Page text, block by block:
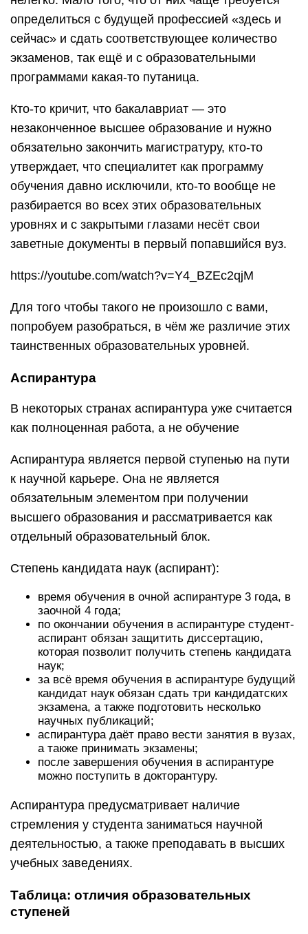
определиться с будущей профессией «здесь и
сейчас» и сдать соответствующее количество
экзаменов, так ещё и с образовательными
программами какая-то путаница.
Кто-то кричит, что бакалавриат — это
незаконченное высшее образование и нужно
обязательно закончить магистратуру, кто-то
утверждает, что специалитет как программу
обучения давно исключили, кто-то вообще не
разбирается во всех этих образовательных
уровнях и с закрытыми глазами несёт свои
заветные документы в первый попавшийся вуз.
https://youtube.com/watch?v=Y4_BZEc2qjM
Для того чтобы такого не произошло с вами,
попробуем разобраться, в чём же различие этих
таинственных образовательных уровней.
Аспирантура
В некоторых странах аспирантура уже считается
как полноценная работа, а не обучение
Аспирантура является первой ступенью на пути
к научной карьере. Она не является
обязательным элементом при получении
высшего образования и рассматривается как
отдельный образовательный блок.
Степень кандидата наук (аспирант):
время обучения в очной аспирантуре 3 года, в
заочной 4 года;
по окончании обучения в аспирантуре студент-
аспирант обязан защитить диссертацию,
которая позволит получить степень кандидата
наук;
за всё время обучения в аспирантуре будущий
кандидат наук обязан сдать три кандидатских
экзамена, а также подготовить несколько
научных публикаций;
аспирантура даёт право вести занятия в вузах,
а также принимать экзамены;
после завершения обучения в аспирантуре
можно поступить в докторантуру.
Аспирантура предусматривает наличие
стремления у студента заниматься научной
деятельностью, а также преподавать в высших
учебных заведениях.
Таблица: отличия образовательных
ступеней